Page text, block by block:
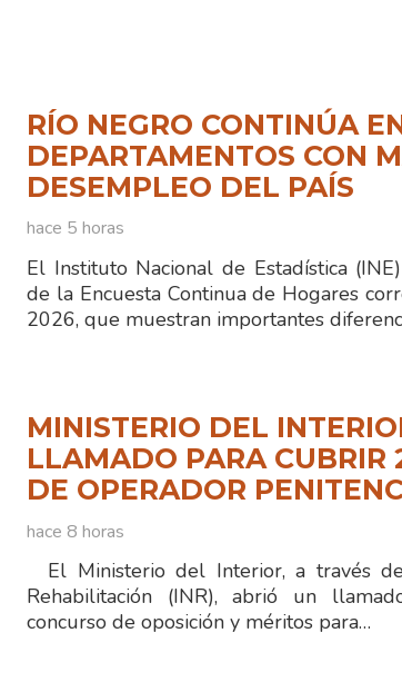
RÍO NEGRO CONTINÚA
DEPARTAMENTOS CON
DESEMPLEO DEL PAÍS
hace 5 horas
El Instituto Nacional de Estadística
de la Encuesta Continua de Hogares
2026, que muestran importantes
MINISTERIO DEL
LLAMADO PARA CUBRIR
DE OPERADOR
hace 8 horas
El Ministerio del Interior, a través
Rehabilitación (INR), abrió un
concurso de oposición y méritos para…